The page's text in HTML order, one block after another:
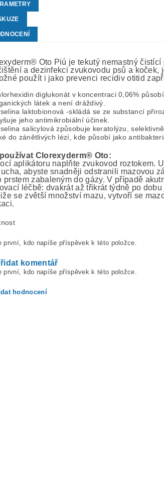
Oto Piú je tekutý nemastný
a dezinfekci zvukovodu psů a
použít i jako prevenci recidiv otitid
diglukonát v koncentraci 0,06%
látek a není dráždivý.
laktobionová -skládá se ze substancí
jeho antimikrobiální účinek.
salicylová způsobuje keratolýzu,
do zánětlivých lézí, kde působí jako
Clorexyderm® Oto:
aplikátoru naplňte zvukovod roztokem.
abyste snadněji odstranili mazovou
prstem zabaleným do gázy. V případě
léčbě: dvakrát až třikrát týdně po
se zvětší množství mazu, vytvoří se
první, kdo napíše příspěvek k této položce.
komentář
první, kdo napíše příspěvek k této položce.
hodnocení